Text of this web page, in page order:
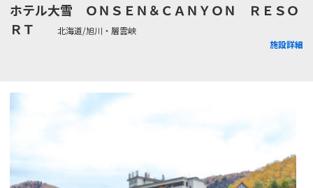
ホテル大雪 ＯＮＳＥＮ＆ＣＡＮＹＯＮ ＲＥＳＯ
ＲＴ
北海道/旭川・層雲峡
施設詳細